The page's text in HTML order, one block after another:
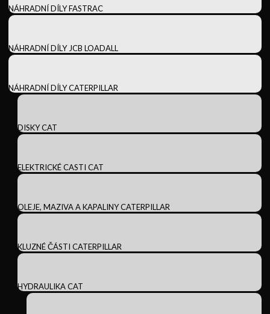
NÁHRADNÍ DÍLY FASTRAC
NÁHRADNÍ DÍLY JCB LOADALL
NÁHRADNÍ DÍLY CATERPILLAR
DISKY CAT
ELEKTRICKÉ CASTI CAT
OLEJE, MAZIVA A KAPALINY CATERPILLAR
KLUZNÉ ČÁSTI CATERPILLAR
HYDRAULIKA CAT